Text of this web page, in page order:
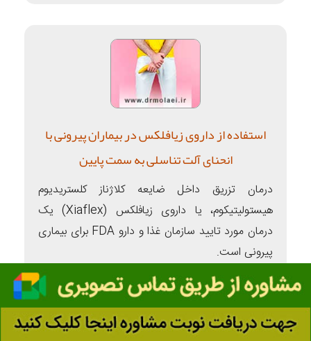
استفاده از داروی زیافلکس در بیماران پیرونی با
انحنای آلت تناسلی به سمت پایین
درمان تزریق داخل ضایعه کلاژناز کلستریدیوم
هیستولیتیکوم، یا داروی زیافلکس (Xiaflex) یک
درمان مورد تایید سازمان غذا و دارو FDA برای بیماری
پیرونی است.